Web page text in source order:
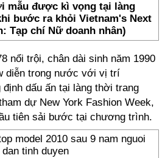
mẫu được kì vọng tại làng
bước ra khỏi Vietnam's Next
Tạp chí Nữ doanh nhân)
nổi trội, chân dài sinh năm 1990
diễn trong nước với vị trí
dấu ấn tại làng thời trang
dự New York Fashion Week,
tiên sải bước tại chương trình.